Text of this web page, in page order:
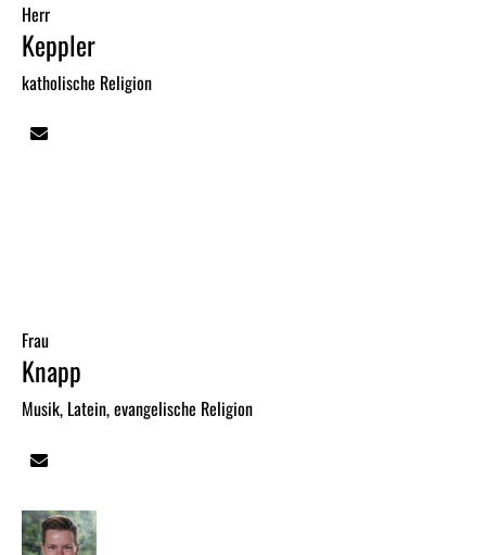
Herr
Keppler
katholische Religion
Frau
Knapp
Musik, Latein, evangelische Religion